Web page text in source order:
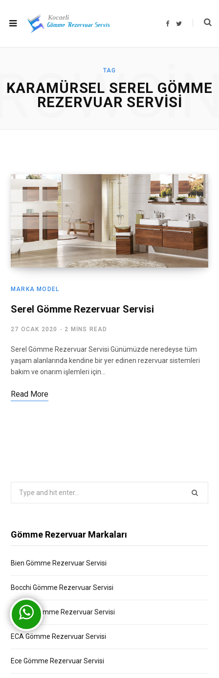
F
T
TAG
KARAMÜRSEL SEREL GÖMME
REZERVUAR SERVISI
MARKA MODEL
Serel Gömme Rezervuar Servisi
27 OCAK 2020 2 MINS READ
Serel Gömme Rezervuar Servisi Günümüzde neredeyse tüm
yaşam alanlarında kendine bir yer edinen rezervuar sistemleri
bakım ve onarım işlemleri için…
Read More
Gömme Rezervuar Markaları
Bien Gömme Rezervuar Servisi
Bocchi Gömme Rezervuar Servisi
Creavit Gömme Rezervuar Servisi
ECA Gömme Rezervuar Servisi
Ece Gömme Rezervuar Servisi